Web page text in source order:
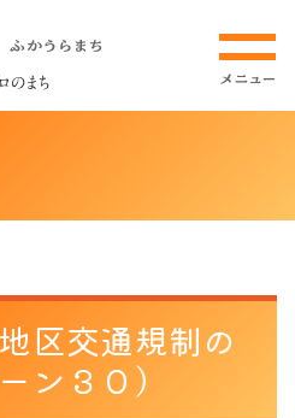
区交通規制の
ン３０）